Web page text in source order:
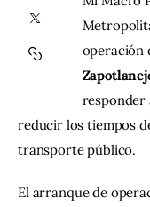
Contacto
operación
responder
reducir los tiempos
transporte público.
El arranque de